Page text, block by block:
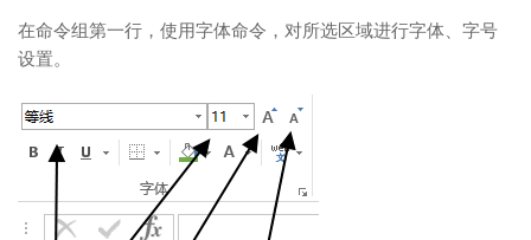
在命令组第一行，使用字体命令，对所选区域进行字体、字号
设置。